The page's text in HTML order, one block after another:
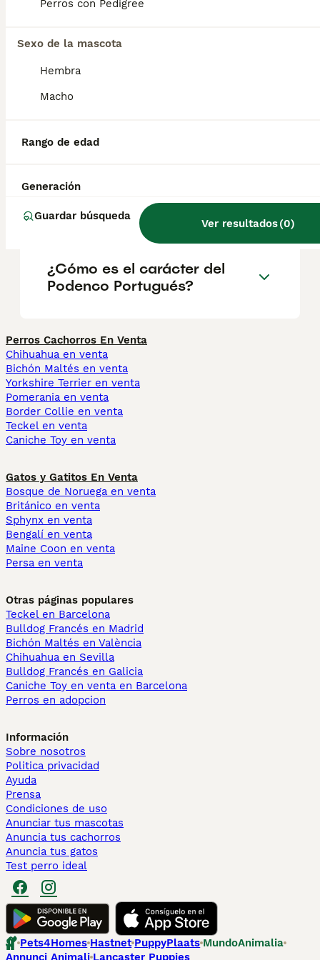
Perros con Pedigree
Sexo de la mascota
Hembra
Macho
Rango de edad
Generación
Guardar búsqueda
Ver resultados(0)
¿Son los podencos
portugueses buenos perros?
pelo aspero?
¿Cuánto vale un Podenco
Portugués?
¿Cómo es el carácter del
Podenco Portugués?
Perros Cachorros En Venta
Chihuahua en venta
Bichón Maltés en venta
Yorkshire Terrier en venta
Pomerania en venta
Border Collie en venta
Teckel en venta
Caniche Toy en venta
Gatos y Gatitos En Venta
Bosque de Noruega en venta
Británico en venta
Sphynx en venta
Bengalí en venta
Maine Coon en venta
Persa en venta
Otras páginas populares
Teckel en Barcelona
Bulldog Francés en Madrid
Bichón Maltés en València
Chihuahua en Sevilla
Bulldog Francés en Galicia
Caniche Toy en venta en Barcelona
Perros en adopcion
Información
Sobre nosotros
Politica privacidad
Ayuda
Prensa
Condiciones de uso
Anunciar tus mascotas
Anuncia tus cachorros
Anuncia tus gatos
Test perro ideal
Pets4Homes Hastnet PuppyPlaats MundoAnimalia